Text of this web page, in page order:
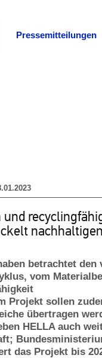
Pressemitteilungen
betrachtet den
vom
Projekt sollen
übertragen
HELLA auch
das Projekt bis